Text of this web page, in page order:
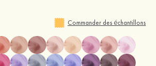
Commander des échantillons